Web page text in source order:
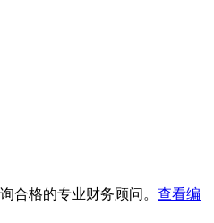
合格的专业财务顾问。 查看编